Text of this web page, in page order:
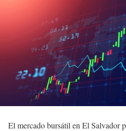
El mercado bursátil en El Salvador